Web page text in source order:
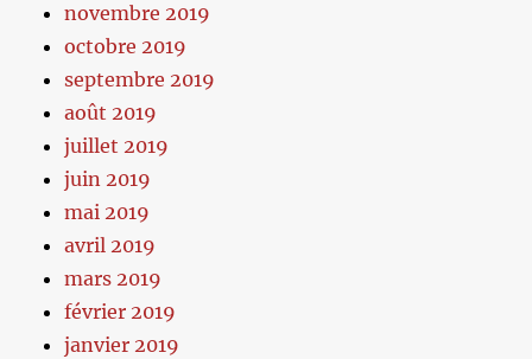
novembre 2019
octobre 2019
septembre 2019
août 2019
juillet 2019
juin 2019
mai 2019
avril 2019
mars 2019
février 2019
janvier 2019